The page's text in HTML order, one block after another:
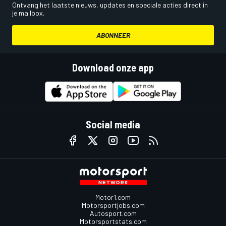
Ontvang het laatste nieuws, updates en speciale acties direct in
je mailbox.
ABONNEER
Download onze app
Social media
Motor1.com
Motorsportjobs.com
Autosport.com
Motorsportstats.com